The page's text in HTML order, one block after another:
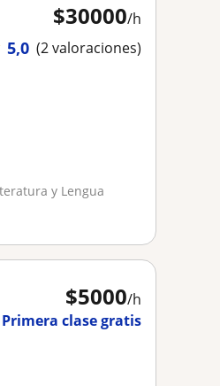
$30000/h
5,0 (2 valoraciones)
y Lengua
$5000/h
Primera clase gratis